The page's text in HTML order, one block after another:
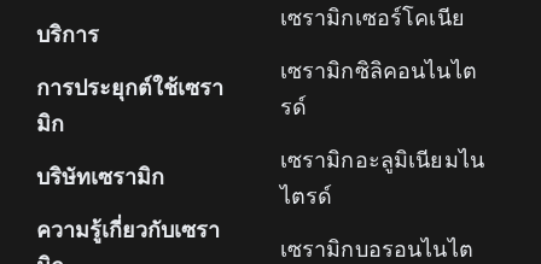
บริการ
การประยุกต์ใช้เซรา
มิก
บริษัทเซรามิก
ความรู้เกี่ยวกับเซรา
เซรามิกเซอร์โคเนีย
เซรามิกซิลิคอนไนไต
รด์
เซรามิกอะลูมิเนียมไน
ไตรด์
เซรามิกบอรอนไนไต